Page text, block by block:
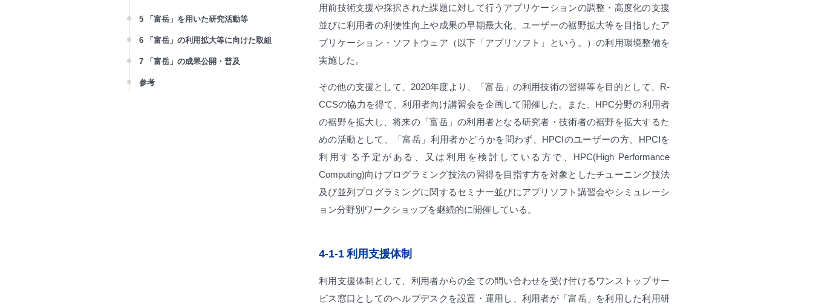
5 「富岳」を用いた研究活動等
5-1 高度化研究
5-2 その他の研究活動
6 「富岳」の利用拡大等に向けた取組
6-1 富岳クラウドプラットフォーム
6-2 クラウド上での「富岳」環境の実
現
7 「富岳」の成果公開・普及
7-1 利用研究成果の報告・公開
参考
用前技術支援や採択された課題に対して行うアプリケーションの調整・高度化の支援
並びに利用者の利便性向上や成果の早期最大化、ユーザーの裾野拡大等を目指したア
プリケーション・ソフトウェア（以下「アプリソフト」という。）の利用環境整備を
実施した。
その他の支援として、2020年度より、「富岳」の利用技術の習得等を目的として、R-
CCSの協力を得て、利用者向け講習会を企画して開催した。また、HPC分野の利用者
の裾野を拡大し、将来の「富岳」の利用者となる研究者・技術者の裾野を拡大するた
めの活動として、「富岳」利用者かどうかを問わず、HPCIのユーザーの方、HPCIを
利用する予定がある、又は利用を検討している方で、HPC(High Performance
Computing)向けプログラミング技法の習得を目指す方を対象としたチューニング技法
及び並列プログラミングに関するセミナー並びにアプリソフト講習会やシミュレーシ
ョン分野別ワークショップを継続的に開催している。
4-1-1 利用支援体制
利用支援体制として、利用者からの全ての問い合わせを受け付けるワンストップサー
ビス窓口としてのヘルプデスクを設置・運用し、利用者が「富岳」を利用した利用研